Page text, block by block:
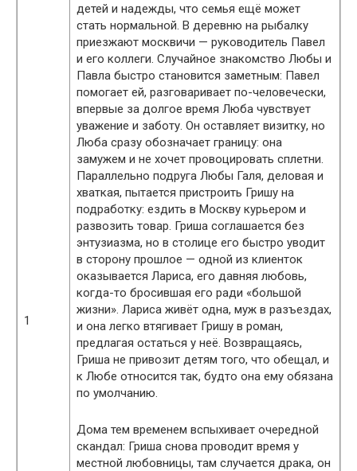
1
детей и надежды, что семья ещё может
стать нормальной. В деревню на рыбалку
приезжают москвичи — руководитель Павел
и его коллеги. Случайное знакомство Любы и
Павла быстро становится заметным: Павел
помогает ей, разговаривает по-человечески,
впервые за долгое время Люба чувствует
уважение и заботу. Он оставляет визитку, но
Люба сразу обозначает границу: она
замужем и не хочет провоцировать сплетни.
Параллельно подруга Любы Галя, деловая и
хваткая, пытается пристроить Гришу на
подработку: ездить в Москву курьером и
развозить товар. Гриша соглашается без
энтузиазма, но в столице его быстро уводит
в сторону прошлое — одной из клиенток
оказывается Лариса, его давняя любовь,
когда-то бросившая его ради «большой
жизни». Лариса живёт одна, муж в разъездах,
и она легко втягивает Гришу в роман,
предлагая остаться у неё. Возвращаясь,
Гриша не привозит детям того, что обещал, и
к Любе относится так, будто она ему обязана
по умолчанию.
Дома тем временем вспыхивает очередной
скандал: Гриша снова проводит время у
местной любовницы, там случается драка, он